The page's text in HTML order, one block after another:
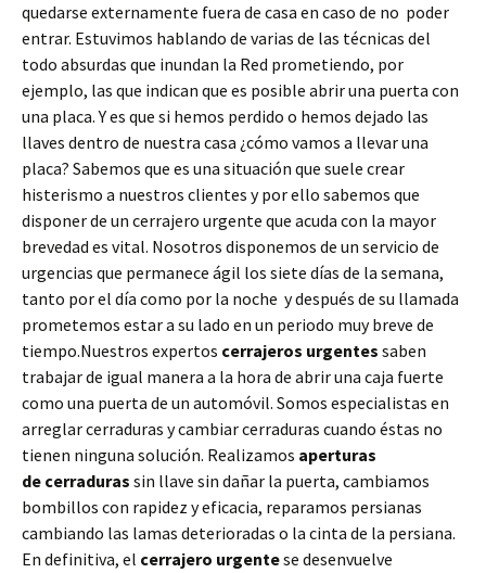
quedarse externamente fuera de casa en caso de no poder
entrar. Estuvimos hablando de varias de las técnicas del
todo absurdas que inundan la Red prometiendo, por
ejemplo, las que indican que es posible abrir una puerta con
una placa. Y es que si hemos perdido o hemos dejado las
llaves dentro de nuestra casa ¿cómo vamos a llevar una
placa? Sabemos que es una situación que suele crear
histerismo a nuestros clientes y por ello sabemos que
disponer de un cerrajero urgente que acuda con la mayor
brevedad es vital. Nosotros disponemos de un servicio de
urgencias que permanece ágil los siete días de la semana,
tanto por el día como por la noche y después de su llamada
prometemos estar a su lado en un periodo muy breve de
tiempo.Nuestros expertos cerrajeros urgentes saben
trabajar de igual manera a la hora de abrir una caja fuerte
como una puerta de un automóvil. Somos especialistas en
arreglar cerraduras y cambiar cerraduras cuando éstas no
tienen ninguna solución. Realizamos aperturas
de cerraduras sin llave sin dañar la puerta, cambiamos
bombillos con rapidez y eficacia, reparamos persianas
cambiando las lamas deterioradas o la cinta de la persiana.
En definitiva, el cerrajero urgentese desenvuelve